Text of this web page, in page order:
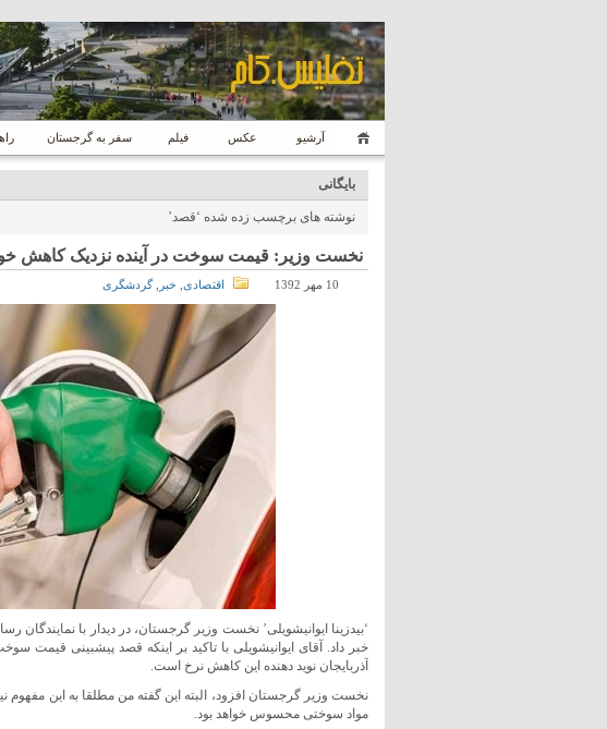
آرشیو عکس فیلم سفر به گرجستان
بایگانی
نوشته های برچسب زده شده ‘قصد’
نخست وزیر: قیمت سوخت در آینده نزدیک کاهش
10 مهر 1392 اقتصادی خبر ,گردشگری
‘بیدزینا ایوانیشویلی’ نخست وزیر گرجستان، در دیدار با
خبر داد. آقای ایوانیشویلی با تاکید بر اینکه قصد پیشبینی قیمت
آذربایجان نوید دهنده این کاهش نرخ است.
نخست وزیر گرجستان افزود، البته این گفته من مطلقا به این
مواد سوختی محسوس خواهد بود.